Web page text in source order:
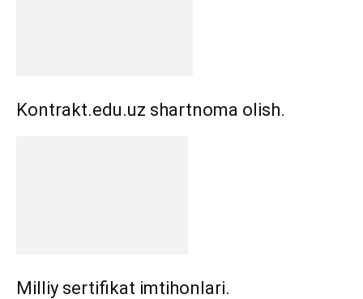
Kontrakt.edu.uz shartnoma olish.
Milliy sertifikat imtihonlari.